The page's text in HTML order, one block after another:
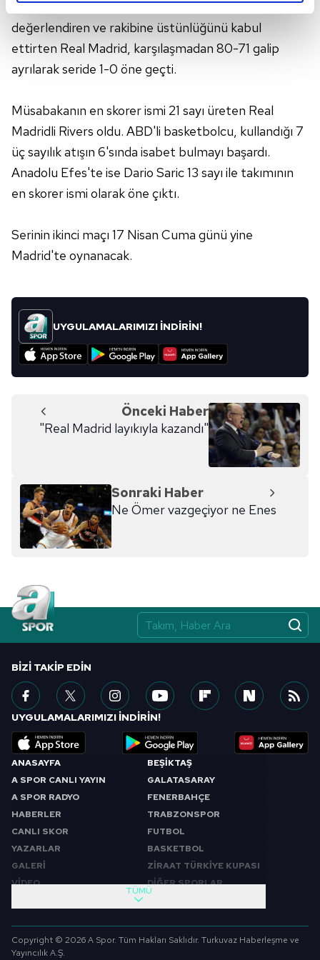
kalemimiz olduğunu sizlere hatırlatmak isteriz.
Her halükârda, kullanıcılar, bu çerezlere izin vermedikleri
takdirde, kullanıcılara hedefli reklamlar
Sizlere daha iyi bir hizmet sunabilmek için İnternet
Sitemizde kendimize ve üçüncü kişilere ait çerezler
kullanılmaktadır. Bu çerezler vasıtasıyla çeşitli kişisel
verileriniz işlenmekte olup gerekli olan çerezler bilgi
toplumu hizmetlerinin sunulması amacıyla
kılınması ve kişiselleştirilmesi ve sizlere yönelik
reklam/pazarlama faaliyetlerinin yapılması, amaçlarıyla
sınırlı olarak açık rızanız dahilinde kullanılacaktır.
Çerezlere ilişkin tercihlerinizi aşağıda yer alan panel
vasıtasıyla belirleyebilirsiniz. Çerezlere ilişkin detaylı bilgi
için Ayarlar butonuna tıklayabilir,Çerez Bilgilendirme
Metnimiziziyaret edebilirsiniz.
hazırlanmış Aydınlatma Metnimizi okumak ve sitemizde
ilgili mevzuata uygun olarak kullanılan çerezlerle ilgili bilgi
almak için lütfentıklayınız.
Son çeyrekte Anadolu Efes'in top kayıplarını iyi
değerlendiren ve rakibine üstünlüğünü kabul
ettirten Real Madrid, karşılaşmadan 80-71 galip
ayrılarak seride 1-0 öne geçti.
Müsabakanın en skorer ismi 21 sayı üreten Real
Madridli Rivers oldu. ABD'li basketbolcu, kullandığı 7
üç sayılık atışın 6'sında isabet bulmayı başardı.
Anadolu Efes'te ise Dario Saric 13 sayı ile takımının
en skorer ismi olarak öne çıktı.
Serinin ikinci maçı 17 Nisan Cuma günü yine
Madrid'te oynanacak.
UYGULAMALARIMIZI İNDİRİN!
Önceki Haber
"Real Madrid layıkıyla kazandı"
Sonraki Haber
Ne Ömer vazgeçiyor ne Enes
ANASAYFA
A SPOR CANLI YAYIN
A SPOR RADYO
HABERLER
CANLI SKOR
YAZARLAR
GALERİ
VİDEO
BEŞİKTAŞ
GALATASARAY
FENERBAHÇE
TRABZONSPOR
FUTBOL
BASKETBOL
ZİRAAT TÜRKİYE KUPASI
DİĞER SPORLAR
SABAH SPORU
SPOR GÜNDEMİ
FUTBOL
TÜMÜ
BIZI TAKIP EDIN
UYGULAMALARIMIZI İNDİRİN!
Copyright © 2026 A Spor. Tüm Hakları Saklıdır. Turkuvaz Haberleşme ve
Yayıncılık A.Ş.